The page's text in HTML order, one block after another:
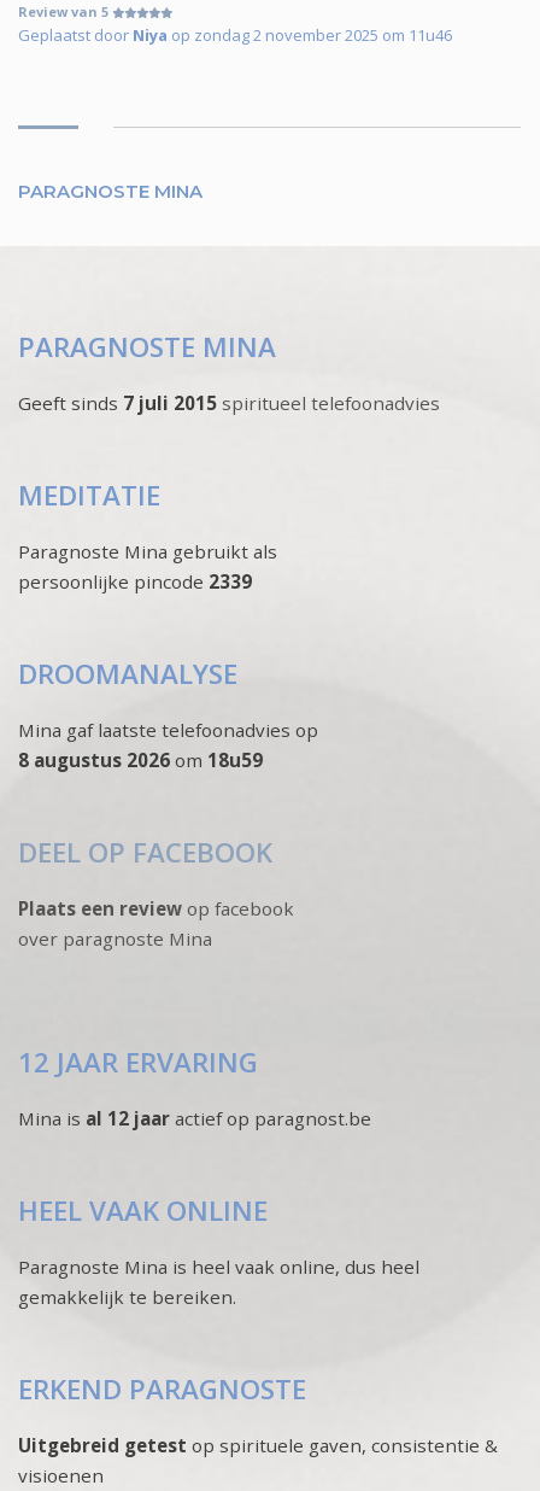
Review van 5
Geplaatst door Niya op zondag 2 november 2025 om 11u46
PARAGNOSTE MINA
PARAGNOSTE MINA
Geeft sinds 7 juli 2015 spiritueel telefoonadvies
MEDITATIE
Paragnoste Mina gebruikt als
persoonlijke pincode 2339
DROOMANALYSE
Mina gaf laatste telefoonadvies op
8 augustus 2026 om 18u59
DEEL OP FACEBOOK
Plaats een review op facebook
over paragnoste Mina
12 JAAR ERVARING
Mina is al 12 jaar actief op paragnost.be
HEEL VAAK ONLINE
Paragnoste Mina is heel vaak online, dus heel
gemakkelijk te bereiken.
ERKEND PARAGNOSTE
Uitgebreid getest op spirituele gaven, consistentie &
visioenen